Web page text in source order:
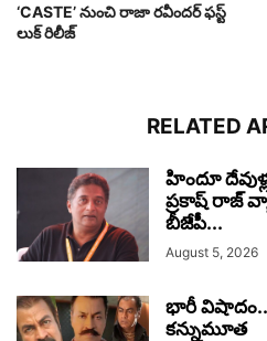
‘CASTE’ నుంచి రాజా రవీందర్‌ ఫస్ట్
లుక్ రిలీజ్
RELATED
హిందూ
ప్రకాష్ రాజ్
బీజేపీ...
August 5, 2026
భారీ విషాదం..
కన్నుమూత